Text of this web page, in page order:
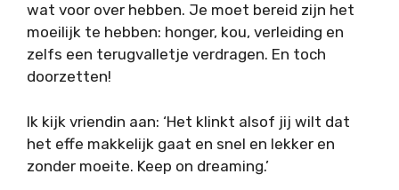
wat voor over hebben. Je moet bereid zijn het
moeilijk te hebben: honger, kou, verleiding en
zelfs een terugvalletje verdragen. En toch
doorzetten!
Ik kijk vriendin aan: ‘Het klinkt alsof jij wilt dat
het effe makkelijk gaat en snel en lekker en
zonder moeite. Keep on dreaming.’